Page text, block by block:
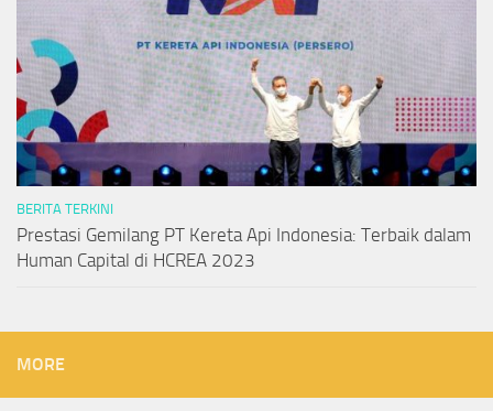
BERITA TERKINI
Prestasi Gemilang PT Kereta Api Indonesia: Terbaik dalam
Human Capital di HCREA 2023
MORE